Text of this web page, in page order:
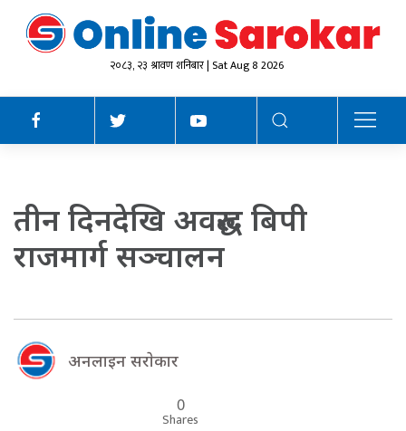
२०८३, २३ श्रावण शनिबार | Sat Aug 8 2026
तीन दिनदेखि अवरुद्ध बिपी
राजमार्ग सञ्चालन
अनलाइन सराेकार
0
Shares